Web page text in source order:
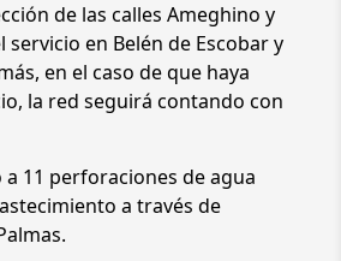
de las calles Ameghino y
en Belén de Escobar y
en el caso de que haya
la red seguirá contando con
11 perforaciones de agua
a través de